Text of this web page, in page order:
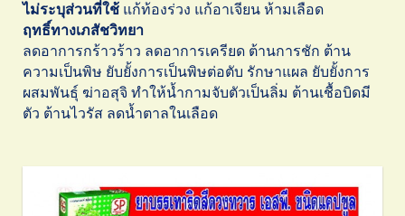
ไม่ระบุส่วนที่ใช้ แก้ท้องร่วง แก้อาเจียน ห้ามเลือด
ฤทธิ์ทางเภสัชวิทยา
ลดอาการกร้าวร้าว ลดอาการเครียด ต้านการชัก ต้าน
ความเป็นพิษ ยับยั้งการเป็นพิษต่อตับ รักษาแผล ยับยั้งการ
ผสมพันธุ์ ฆ่าอสุจิ ทำให้น้ำกามจับตัวเป็นลิ่ม ต้านเชื้อบิดมี
ตัว ต้านไวรัส ลดน้ำตาลในเลือด